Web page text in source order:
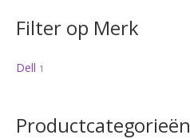
Filter op Merk
Dell 1
Productcategorieën